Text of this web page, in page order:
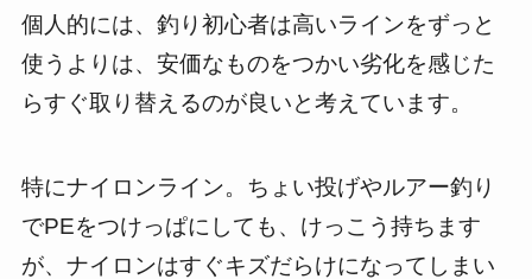
個人的には、釣り初心者は高いラインをずっと
使うよりは、安価なものをつかい劣化を感じた
らすぐ取り替えるのが良いと考えています。
特にナイロンライン。ちょい投げやルアー釣り
でPEをつけっぱにしても、けっこう持ちます
が、ナイロンはすぐキズだらけになってしまい